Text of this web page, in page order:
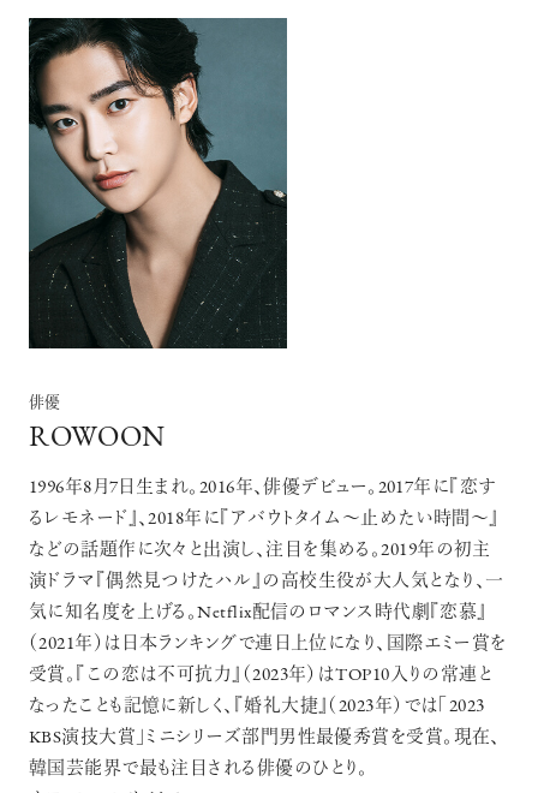
俳優
ROWOON
1996年8月7日生まれ。2016年、俳優デビュー。2017年に『恋す
るレモネード』、2018年に『アバウトタイム〜止めたい時間〜』
などの話題作に次々と出演し、注目を集める。2019年の初主
演ドラマ『偶然見つけたハル』の高校生役が大人気となり、一
気に知名度を上げる。Netflix配信のロマンス時代劇『恋慕』
（2021年）は日本ランキングで連日上位になり、国際エミー賞を
受賞。『この恋は不可抗力』（2023年）はTOP10入りの常連と
なったことも記憶に新しく、『婚礼大捷』（2023年）では「2023
KBS演技大賞」ミニシリーズ部門男性最優秀賞を受賞。現在、
韓国芸能界で最も注目される俳優のひとり。